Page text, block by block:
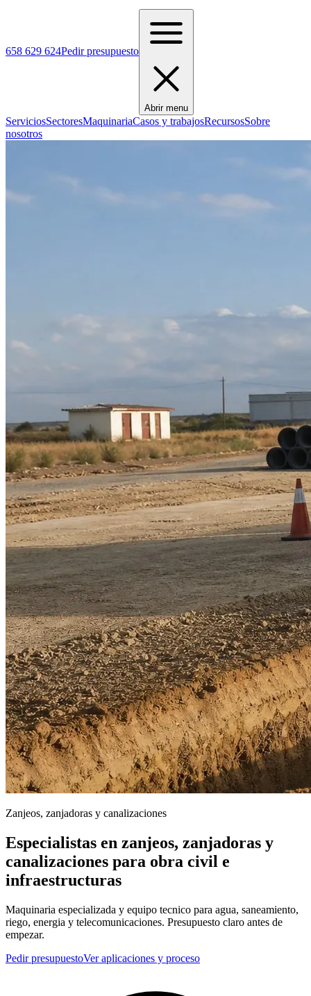
658 629 624Pedir presupuesto
Abrir menu
ServiciosSectoresMaquinariaCasos y trabajosRecursosSobre
nosotros
Zanjeos, zanjadoras y canalizaciones
Especialistas en zanjeos, zanjadoras y
canalizaciones para obra civil e
infraestructuras
Maquinaria especializada y equipo tecnico para agua, saneamiento,
riego, energia y telecomunicaciones. Presupuesto claro antes de
empezar.
Pedir presupuestoVer aplicaciones y proceso